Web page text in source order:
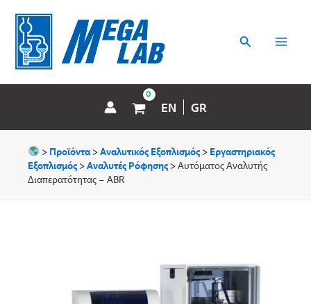
περιεχόμενο
Αναζήτηση
EN GR
> Προϊόντα>Αναλυτικός Εξοπλισμός> Εργαστηριακός
Εξοπλισμός>Aναλυτές Ρόφησης>Αυτόματος Αναλυτής
Διαπερατότητας – ABR